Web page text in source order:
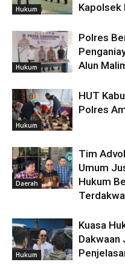
Hukum
Kapolsek
Hukum
Polres
Alun
Hukum
HUT
Polres
Daerah
Tim
Umum
Hukum
Terdakwa
Hukum
Kuasa
Dakwaan